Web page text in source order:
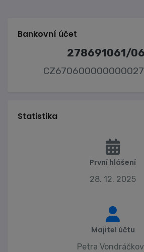
Bankovní účet
278691061/
Statistika
První hlášení
28. 12. 2025
Majitel účtu
Petra